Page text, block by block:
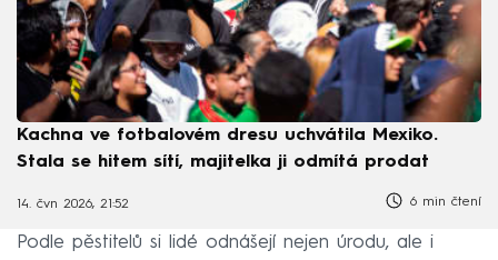
Kachna ve fotbalovém dresu uchvátila Mexiko.
Stala se hitem sítí, majitelka ji odmítá prodat
14. čvn 2026, 21:52 6 min čtení
Podle pěstitelů si lidé odnášejí nejen úrodu, ale i